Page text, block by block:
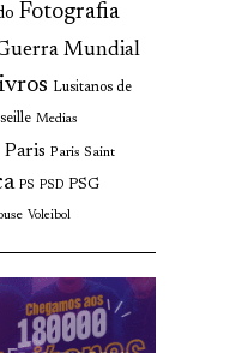
Fotografia
Mundial
Lusitanos de
Medias
Paris Paris Saint
PS PSD PSG
Voleibol